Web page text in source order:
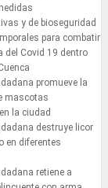
y de bioseguridad
para combatir
del Covid 19 dentro
promueve la
mascotas
la ciudad
destruye licor
en diferentes
retiene a